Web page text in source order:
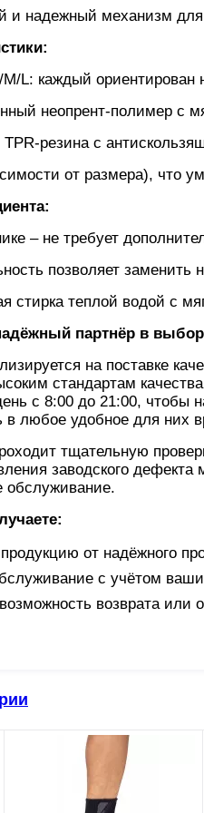
и надежный механизм
L: каждый
неопрент-полимер с
резина с
от размера), что
– не требует
позволяет
стирка теплой водой с
партнёр в
на поставке
стандартам
с 8:00 до 21:00, чтобы
любое удобное для них
тщательную
заводского
обслуживание.
от надёжного
с учётом
возврата или